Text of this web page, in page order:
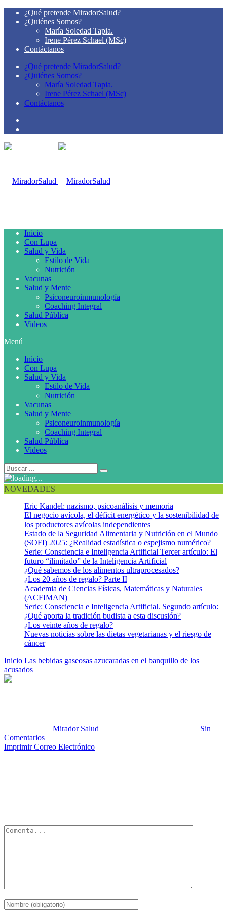
¿Qué pretende MiradorSalud?
¿Quiénes Somos?
María Soledad Tapia.
Irene Pérez Schael (MSc)
Contáctanos
¿Qué pretende MiradorSalud?
¿Quiénes Somos?
María Soledad Tapia.
Irene Pérez Schael (MSc)
Contáctanos
Inicio
Con Lupa
Salud y Vida
Estilo de Vida
Nutrición
Vacunas
Salud y Mente
Psiconeuroinmunología
Coaching Integral
Salud Pública
Videos
Menú
Inicio
Con Lupa
Salud y Vida
Estilo de Vida
Nutrición
Vacunas
Salud y Mente
Psiconeuroinmunología
Coaching Integral
Salud Pública
Videos
NOVEDADES
Eric Kandel: nazismo, psicoanálisis y memoria
El negocio avícola, el déficit energético y la sostenibilidad de
los productores avícolas independientes
Estado de la Seguridad Alimentaria y Nutrición en el Mundo
(SOFI) 2025: ¿Realidad estadística o espejismo numérico?
Serie: Consciencia e Inteligencia Artificial Tercer artículo: El
futuro “ilimitado” de la Inteligencia Artificial
¿Qué sabemos de los alimentos ultraprocesados?
¿Los 20 años de regalo? Parte II
Academia de Ciencias Físicas, Matemáticas y Naturales
(ACFIMAN)
Serie: Consciencia e Inteligencia Artificial. Segundo artículo:
¿Qué aporta la tradición budista a esta discusión?
¿Los veinte años de regalo?
Nuevas noticias sobre las dietas vegetarianas y el riesgo de
cáncer
Inicio Las bebidas gaseosas azucaradas en el banquillo de los
acusados
Mirador Salud
Sin
Comentarios
Imprimir Correo Electrónico